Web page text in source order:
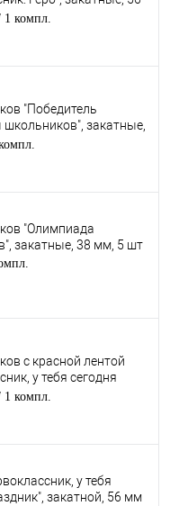
1 компл.
"Победитель
закатные,
"Олимпиада
закатные, 38 мм, 5 шт
с красной лентой
у тебя сегодня
56 мм, 10 шт
1 компл.
у тебя
закатной, 56 мм